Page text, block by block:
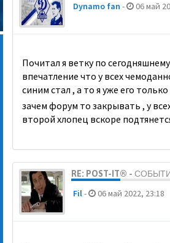
Dynamo fan - 06 май
Почитал я ветку по
впечатление что у всех
синим стал , а то я уже его
зачем форум то закрывать , у
второй хлопец вскоре
RE: POST-IT® -
Fil- 06 май 2022, 23:18